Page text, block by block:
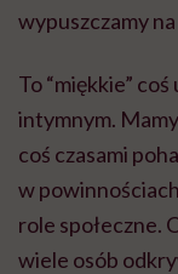
wypuszczamy
To “miękkie”
intymnym.
coś czasami
w
role społeczne.
wiele osób